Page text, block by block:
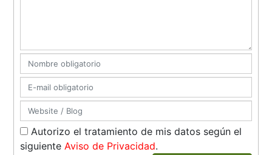
Autorizo el tratamiento de mis datos según el
siguienteAviso de Privacidad.